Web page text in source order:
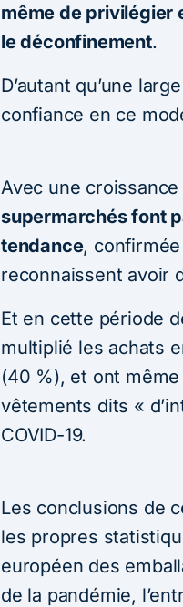
même de privilégier
le déconfinement.
D’autant qu’une
confiance en ce
Avec une
supermarchés font
tendance,
reconnaissent avoir
Et en cette période
multiplié les achats
(40 %), et ont
vêtements dits «
COVID-19.
Les conclusions de
les propres
européen des
de la pandémie,